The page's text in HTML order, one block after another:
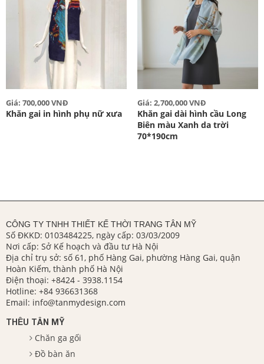
Giá: 700,000 VNĐ
Khăn gai in hình phụ nữ xưa
Giá: 2,700,000 VNĐ
Khăn gai dài hình cầu Long
Biên màu Xanh da trời
70*190cm
CÔNG TY TNHH THIẾT KẾ THỜI TRANG TÂN MỸ
Số ĐKKD: 0103484225, ngày cấp: 03/03/2009
Nơi cấp: Sở Kế hoạch và đầu tư Hà Nội
Địa chỉ trụ sở: số 61, phố Hàng Gai, phường Hàng Gai, quận
Hoàn Kiếm, thành phố Hà Nội
Điện thoại: +8424 - 3938.1154
Hotline: +84 936631368
Email: info@tanmydesign.com
THÊU TÂN MỸ
Chăn ga gối
Đồ bàn ăn